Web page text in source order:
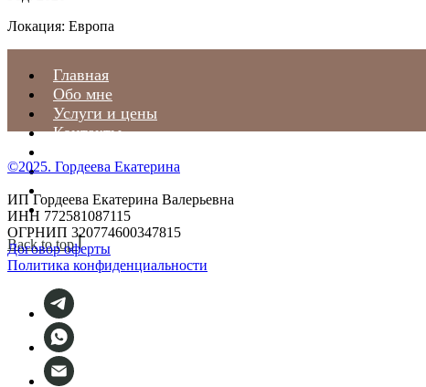
Локация: Европа
Главная
Обо мне
Услуги и цены
Контакты
Статьи
Предстоящие события
Back to top
©2025. Гордеева Екатерина
ИП Гордеева Екатерина Валерьевна
ИНН 772581087115
ОГРНИП 320774600347815
Договор оферты
Политика конфиденциальности